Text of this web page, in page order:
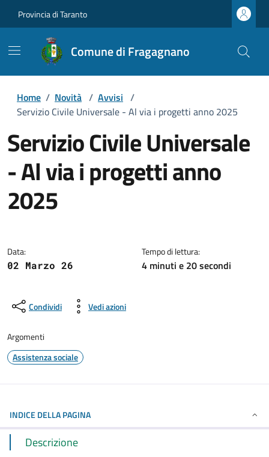
Provincia di Taranto
Comune di Fragagnano
Home / Novità / Avvisi /
Servizio Civile Universale - Al via i progetti anno 2025
Servizio Civile Universale
- Al via i progetti anno
2025
Data:
02 Marzo 26
Tempo di lettura:
4 minuti e 20 secondi
Condividi Vedi azioni
Argomenti
Assistenza sociale
INDICE DELLA PAGINA
Descrizione